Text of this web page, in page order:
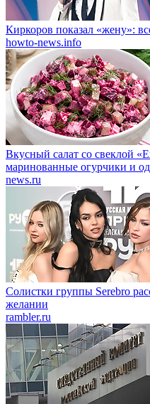
Киркоров показал «жену»:
howto-news.info
Вкусный салат со свеклой
маринованные огурчики и
news.ru
Солистки группы Serebro
желании
rambler.ru